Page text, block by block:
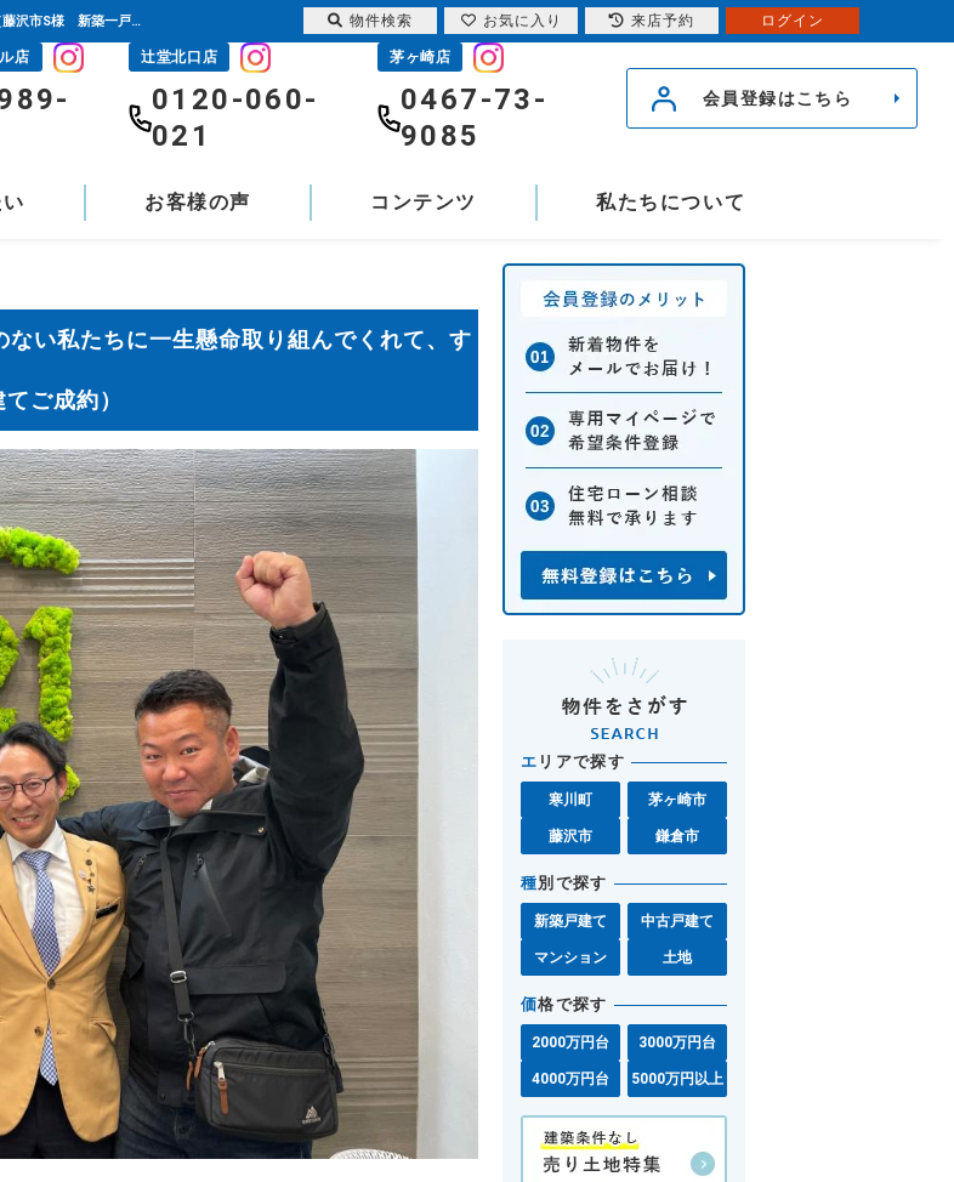
とても親身に話を聞いてくださって、知識のない私たちに一生懸命取り組んでくれて、すごく良かったです！（藤沢市S様 新築一戸建てご成約）|評判 市田 和裕、掛村 勇歩 | 藤沢の不動産のことならセンチュリー21富士ハウジング
店 辻堂北口店
0120-060-
021
茅ヶ崎店
0467-73-
9085
会員登録はこちら
お客様の声 コンテンツ 私たちについて
い私たちに一生懸命取り組んでくれて、す
ご成約）
エ リアで探す
寒川町 茅ヶ崎市
藤沢市 鎌倉市
種別で探す
新築戸建て 中古戸建て
マンション 土地
価格で探す
2000万円台 3000万円台
4000万円台 5000万円以上
物件検索 お気に入り 来店予約 ログイン